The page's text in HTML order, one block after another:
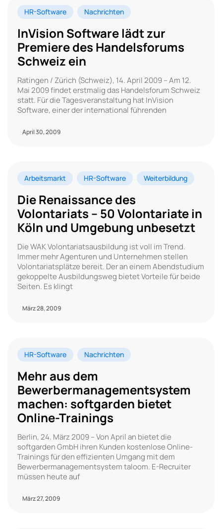
HR-Software Nachrichten
InVision Software lädt zur
Premiere des Handelsforums
Schweiz ein
Ratingen / Zürich (Schweiz), 14. April 2009 – Am 12.
Mai 2009 findet erstmalig das Handelsforum Schweiz
statt. Für die Tagesveranstaltung hat InVision
Software, einer der international führenden
April 30, 2009
Arbeitsmarkt HR-Software Weiterbildung
Die Renaissance des
Volontariats – 50 Volontariate in
Köln und Umgebung unbesetzt
Die WAK Volontariatsausbildung ist voll im Trend.
Immer mehr Agenturen und Unternehmen stellen
Volontariatsplätze bereit. Der an einem Abendstudium
gekoppelte Ausbildungsweg bietet Vorteile für beide
Seiten. Es klingt
März 28, 2009
HR-Software Nachrichten
Mehr aus dem
Bewerbermanagementsystem
machen: softgarden bietet
Online-Trainings
Berlin, 24. März 2009 – Von April an bietet die
softgarden GmbH ihren Kunden kostenlose Online-
Trainings für den effizienten Umgang mit dem
Bewerbermanagementsystem taloom. E-Recruiter
müssen heute auf
März 27, 2009